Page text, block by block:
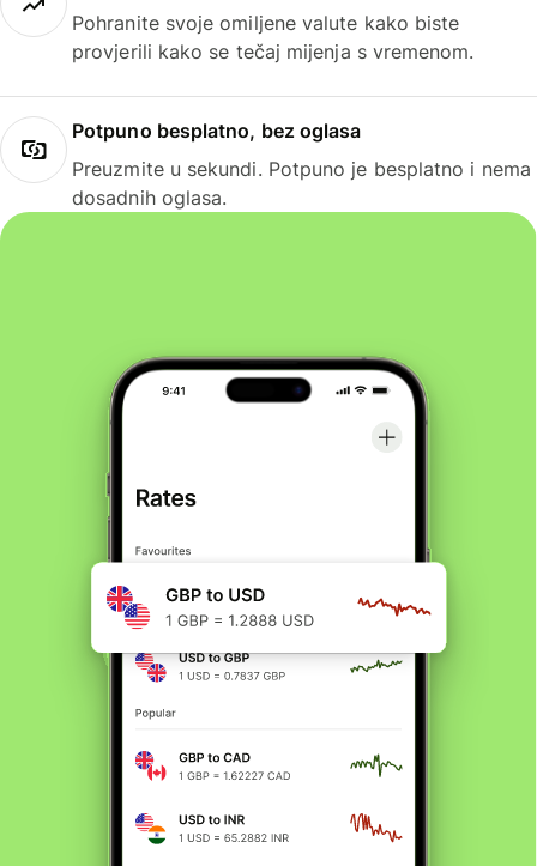
Pohranite svoje omiljene valute kako biste
provjerili kako se tečaj mijenja s vremenom.
Potpuno besplatno, bez oglasa
Preuzmite u sekundi. Potpuno je besplatno i nema
dosadnih oglasa.